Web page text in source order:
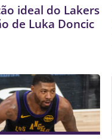
ideal do Lakers
de Luka Doncic